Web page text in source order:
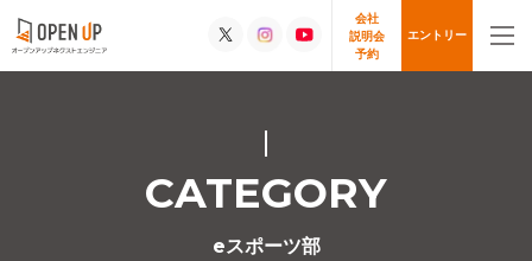
会社
説明会
予約
エントリー
CATEGORY
eスポーツ部